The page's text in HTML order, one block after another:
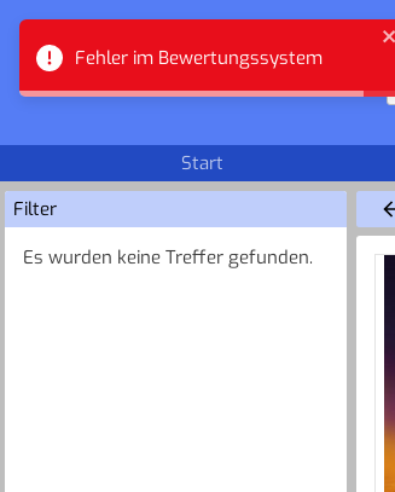
Fehler im Bewertungssystem
Zuger Bibliotheken
Start
Filter
Es wurden keine Treffer gefunden.